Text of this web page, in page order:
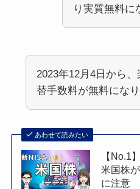
り実質無料に
2023年12月4日から
替手数料が無料になり
あわせて読みたい
【No.1
米国株
に注意